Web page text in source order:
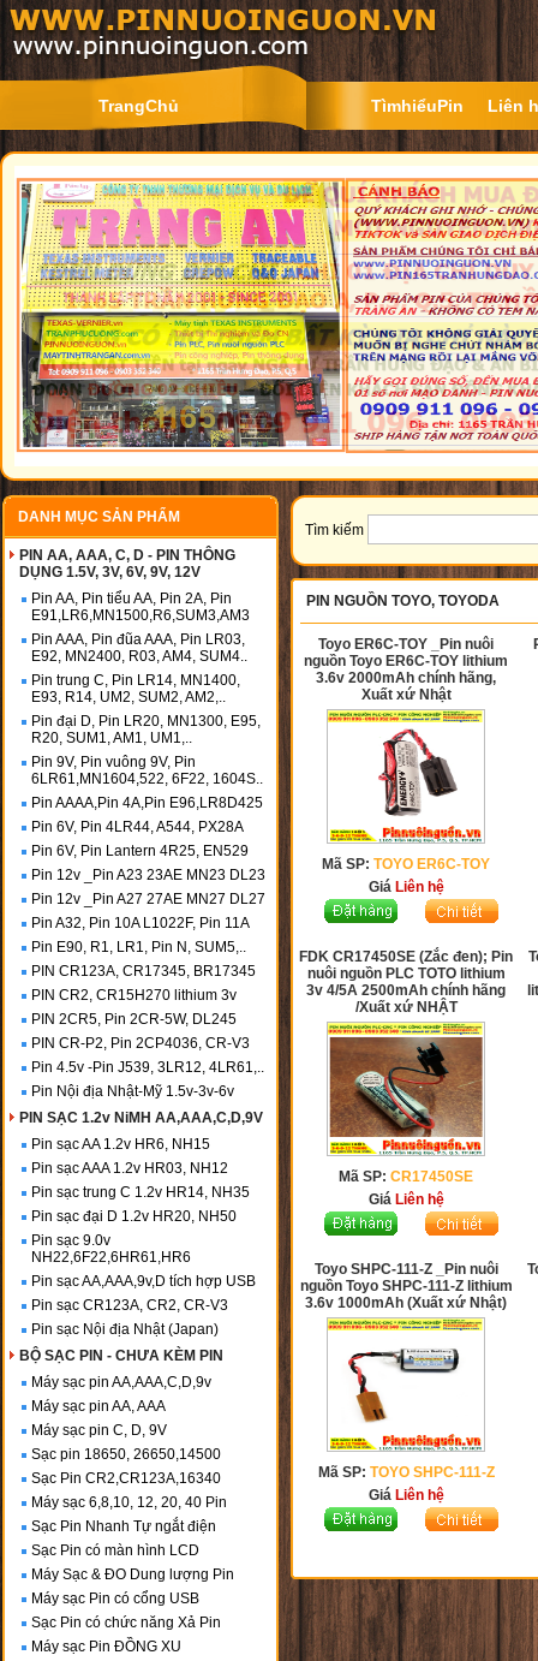
TrangChủ TìmhiểuPin Liên
DANH MỤC SẢN PHẨM
PIN AA, AAA, C, D - PIN THÔNG
DỤNG 1.5V, 3V, 6V, 9V, 12V
Pin AA, Pin tiểu AA, Pin 2A, Pin
E91,LR6,MN1500,R6,SUM3,AM3
Pin AAA, Pin đũa AAA, Pin LR03,
E92, MN2400, R03, AM4, SUM4..
Pin trung C, Pin LR14, MN1400,
E93, R14, UM2, SUM2, AM2,..
Pin đại D, Pin LR20, MN1300, E95,
R20, SUM1, AM1, UM1,..
Pin 9V, Pin vuông 9V, Pin
6LR61,MN1604,522, 6F22, 1604S..
Pin AAAA,Pin 4A,Pin E96,LR8D425
Pin 6V, Pin 4LR44, A544, PX28A
Pin 6V, Pin Lantern 4R25, EN529
Pin 12v _Pin A23 23AE MN23 DL23
Pin 12v _Pin A27 27AE MN27 DL27
Pin A32, Pin 10A L1022F, Pin 11A
Pin E90, R1, LR1, Pin N, SUM5,..
PIN CR123A, CR17345, BR17345
PIN CR2, CR15H270 lithium 3v
PIN 2CR5, Pin 2CR-5W, DL245
PIN CR-P2, Pin 2CP4036, CR-V3
Pin 4.5v -Pin J539, 3LR12, 4LR61,..
Pin Nội địa Nhật-Mỹ 1.5v-3v-6v
PIN SẠC 1.2v NiMH AA,AAA,C,D,9V
Pin sạc AA 1.2v HR6, NH15
Pin sạc AAA 1.2v HR03, NH12
Pin sạc trung C 1.2v HR14, NH35
Pin sạc đại D 1.2v HR20, NH50
Pin sạc 9.0v
NH22,6F22,6HR61,HR6
Pin sạc AA,AAA,9v,D tích hợp USB
Pin sạc CR123A, CR2, CR-V3
Pin sạc Nội địa Nhật (Japan)
BỘ SẠC PIN - CHƯA KÈM PIN
Máy sạc pin AA,AAA,C,D,9v
Máy sạc pin AA, AAA
Máy sạc pin C, D, 9V
Sạc pin 18650, 26650,14500
Sạc Pin CR2,CR123A,16340
Máy sạc 6,8,10, 12, 20, 40 Pin
Sạc Pin Nhanh Tự ngắt điện
Sạc Pin có màn hình LCD
Máy Sạc & ĐO Dung lượng Pin
Máy sạc Pin có cổng USB
Sạc Pin có chức năng Xả Pin
Máy sạc Pin ĐỒNG XU
Tìm kiếm
PIN NGUỒN TOYO, TOYODA
Toyo ER6C-TOY _Pin nuôi
nguồn Toyo ER6C-TOY lithium
3.6v 2000mAh chính hãng,
Xuất xứ Nhật
Mã SP:TOYO ER6C-TOY
Giá Liên hệ
FDK CR17450SE (Zắc đen); Pin
nuôi nguồn PLC TOTO lithium
3v 4/5A 2500mAh chính hãng
/Xuất xứ NHẬT
Mã SP:CR17450SE
Giá Liên hệ
Toyo SHPC-111-Z _Pin nuôi
nguồn Toyo SHPC-111-Z lithium
3.6v 1000mAh (Xuất xứ Nhật)
Mã SP: TOYO SHPC-111-Z
Giá Liên hệ